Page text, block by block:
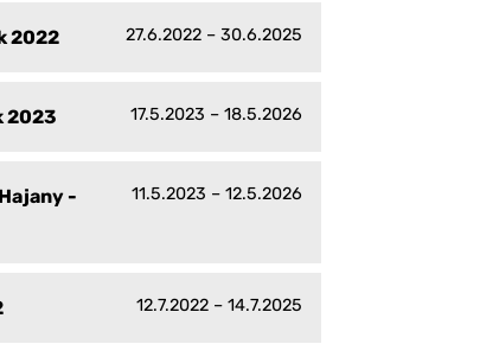
2022 27.6.2022 – 30.6.2025
2023 17.5.2023 – 18.5.2026
-
11.5.2023 – 12.5.2026
12.7.2022 – 14.7.2025